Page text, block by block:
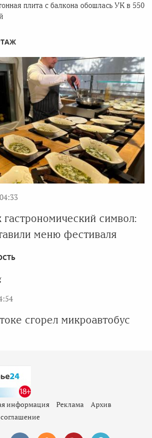
плита с балкона обошлась УК в 550
символ:
меню фестиваля
сгорел микроавтобус
информация Реклама
Архив